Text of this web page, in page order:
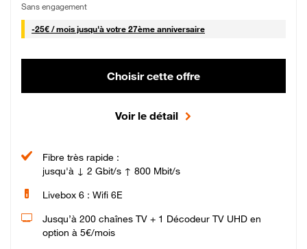
Sans engagement
-25€ / mois25 € par mois
jusqu'à votre 27ème anniversaire
Choisir cette offre
Voir le détail
Fibre très rapide :
jusqu'à ↓ 2 Gbit/s ↑ 800 Mbit/s
Livebox 6 : Wifi 6E
Jusqu’à 200 chaînes TV + 1 Décodeur TV UHD en
option à 5€/mois